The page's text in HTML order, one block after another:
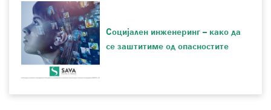
Социјален инженеринг – како да
се заштитиме од опасностите